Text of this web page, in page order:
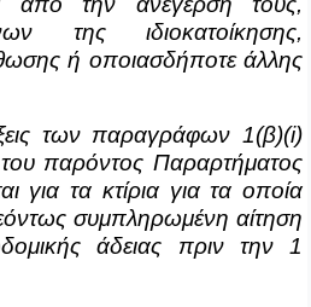
της ιδιοκατοίκησης,
ή οποιασδήποτε άλλης
των παραγράφων 1(β)(i)
παρόντος Παραρτήματος
για τα κτίρια για τα οποία
συμπληρωμένη αίτηση
άδειας πριν την 1